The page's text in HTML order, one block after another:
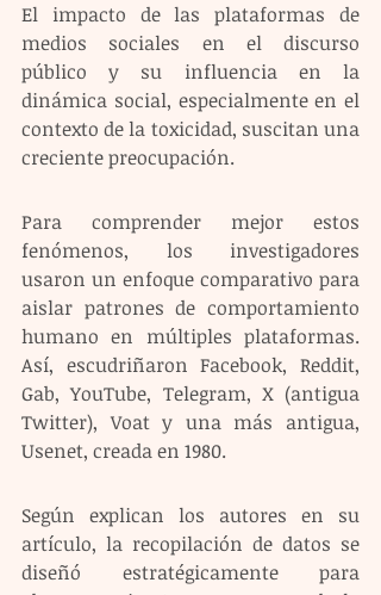
El impacto de las plataformas de
medios sociales en el discurso
público y su influencia en la
dinámica social, especialmente en el
contexto de la toxicidad, suscitan una
creciente preocupación.
Para comprender mejor estos
fenómenos, los investigadores
usaron un enfoque comparativo para
aislar patrones de comportamiento
humano en múltiples plataformas.
Así, escudriñaron Facebook, Reddit,
Gab, YouTube, Telegram, X (antigua
Twitter), Voat y una más antigua,
Usenet, creada en 1980.
Según explican los autores en su
artículo, la recopilación de datos se
diseñó estratégicamente para